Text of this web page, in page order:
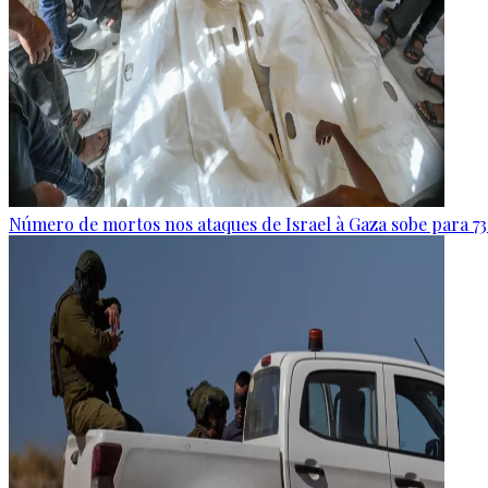
Número de mortos nos ataques de Israel à Gaza sobe para